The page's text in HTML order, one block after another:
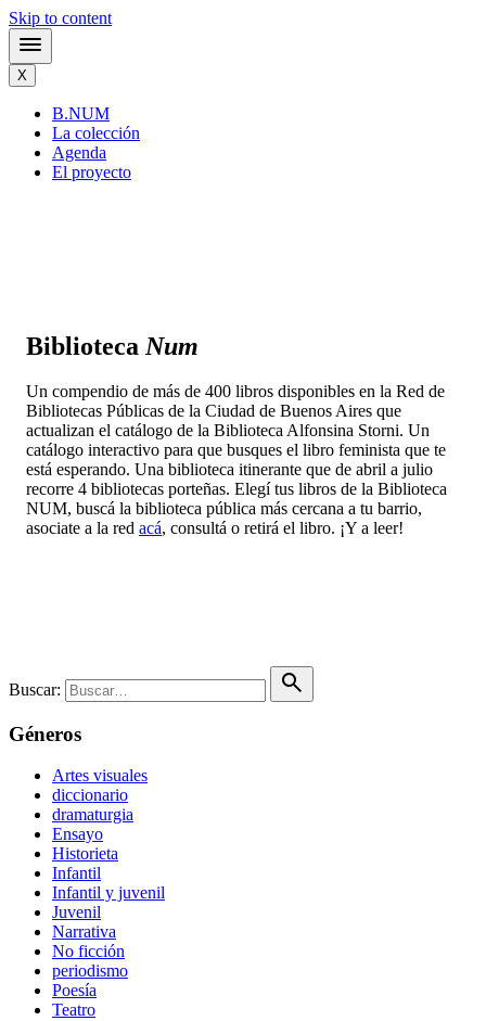
Skip to content
X
B.NUM
La colección
Agenda
El proyecto
Biblioteca Num
Un compendio de más de 400 libros disponibles en la Red de
Bibliotecas Públicas de la Ciudad de Buenos Aires que
actualizan el catálogo de la Biblioteca Alfonsina Storni. Un
catálogo interactivo para que busques el libro feminista que te
está esperando. Una biblioteca itinerante que de abril a julio
recorre 4 bibliotecas porteñas. Elegí tus libros de la Biblioteca
NUM, buscá la biblioteca pública más cercana a tu barrio,
asociate a la red acá, consultá o retirá el libro. ¡Y a leer!
Buscar:
Géneros
Artes visuales
diccionario
dramaturgia
Ensayo
Historieta
Infantil
Infantil y juvenil
Juvenil
Narrativa
No ficción
periodismo
Poesía
Teatro